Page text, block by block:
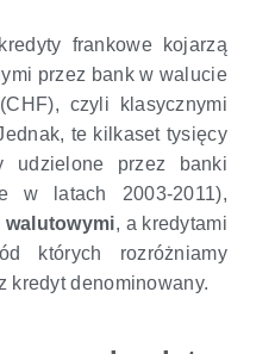
frankowe kojarzą
przez bank w walucie
czyli klasycznymi
te kilkaset tysięcy
udzielone przez banki
w latach 2003-2011),
walutowymi, a kredytami
których rozróżniamy
kredyt denominowany.